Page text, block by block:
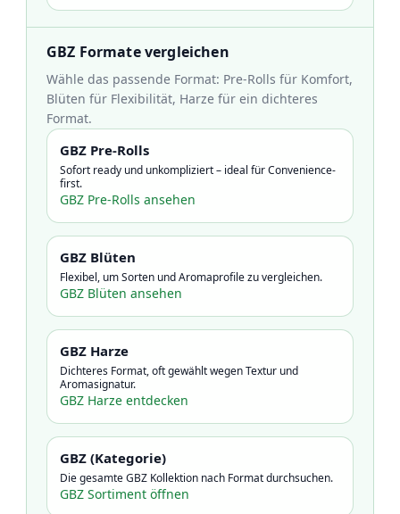
GBZ Formate vergleichen
Wähle das passende Format: Pre-Rolls für Komfort,
Blüten für Flexibilität, Harze für ein dichteres
Format.
GBZ Pre-Rolls
Sofort ready und unkompliziert – ideal für Convenience-
first.
GBZ Pre-Rolls ansehen
GBZ Blüten
Flexibel, um Sorten und Aromaprofile zu vergleichen.
GBZ Blüten ansehen
GBZ Harze
Dichteres Format, oft gewählt wegen Textur und
Aromasignatur.
GBZ Harze entdecken
GBZ (Kategorie)
Die gesamte GBZ Kollektion nach Format durchsuchen.
GBZ Sortiment öffnen